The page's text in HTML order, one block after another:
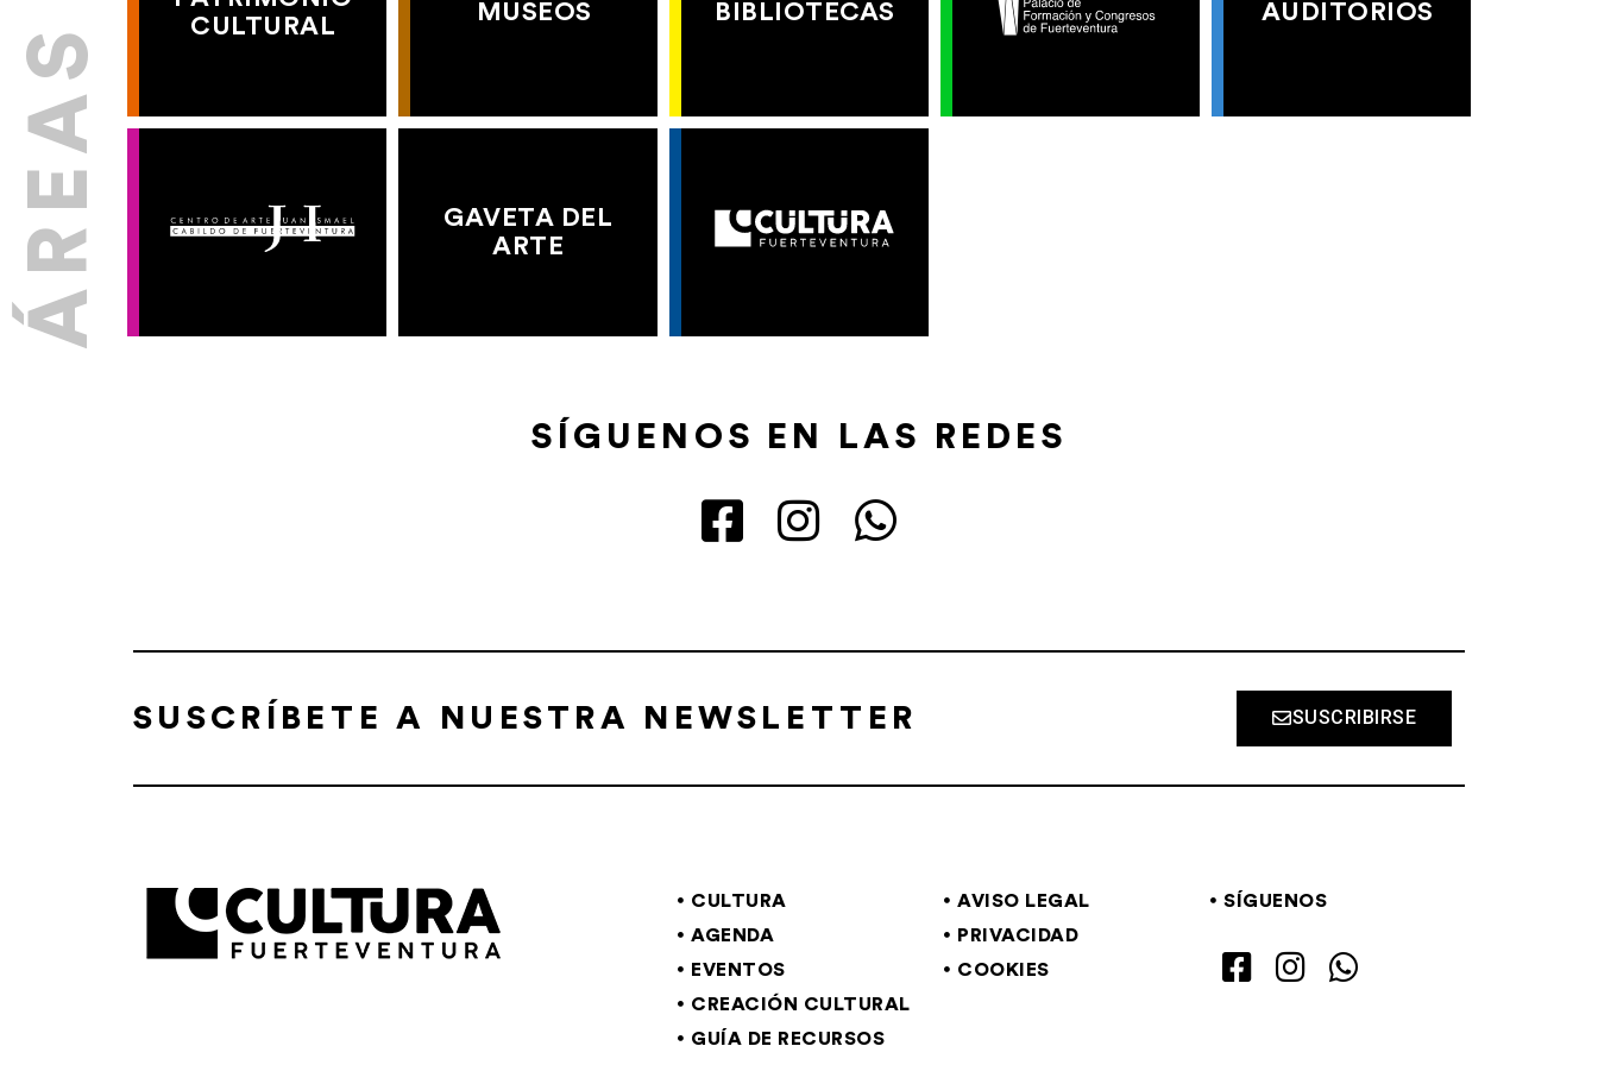
CULTURAL
MUSEOS BIBLIOTECAS AUDITORIOS
GAVETA DEL
ARTE
SÍGUENOS EN LAS REDES
SUSCRÍBETE A NUESTRA NEWSLETTER SUSCRIBIRSE
CULTURA
AGENDA
EVENTOS
CREACIÓN CULTURAL
GUÍA DE RECURSOS
AVISO LEGAL
PRIVACIDAD
COOKIES
SÍGUENOS